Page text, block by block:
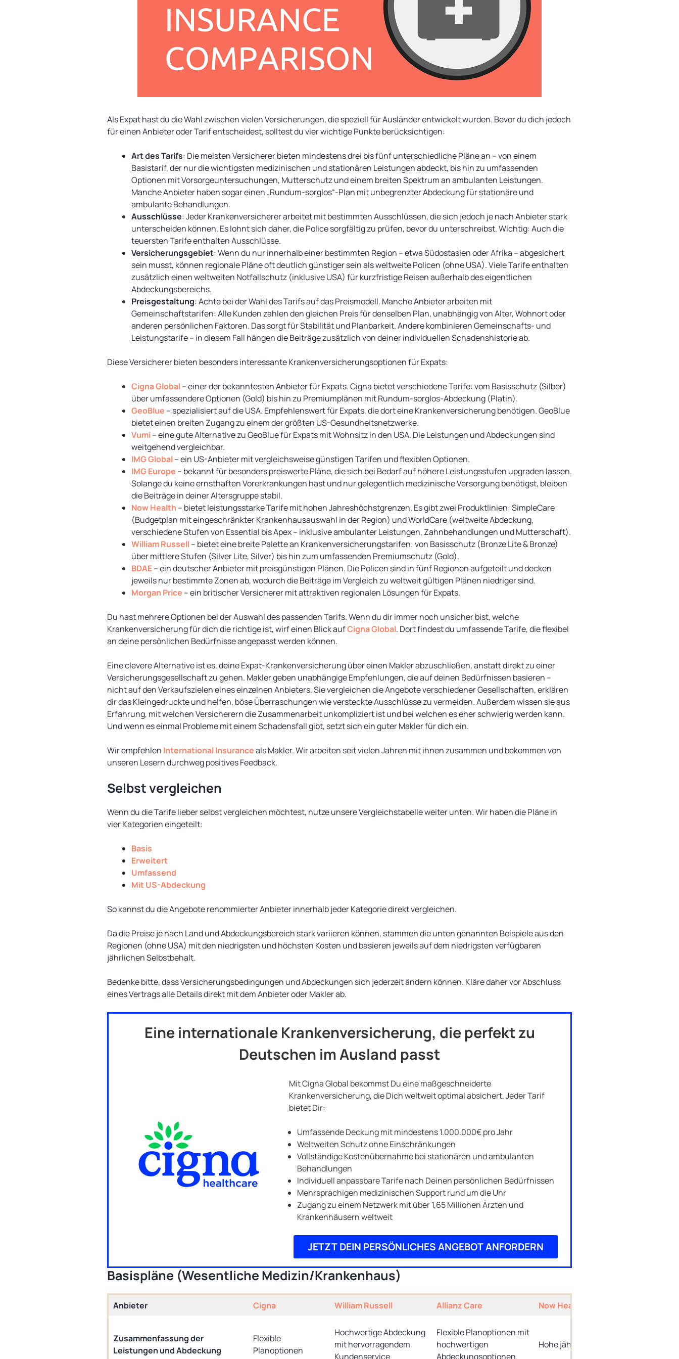
Als Expat hast du die Wahl zwischen vielen Versicherungen, die speziell für Ausländer entwickelt wurden. Bevor du dich jedoch
für einen Anbieter oder Tarif entscheidest, solltest du vier wichtige Punkte berücksichtigen:
Art des Tarifs: Die meisten Versicherer bieten mindestens drei bis fünf unterschiedliche Pläne an – von einem
Basistarif, der nur die wichtigsten medizinischen und stationären Leistungen abdeckt, bis hin zu umfassenden
Optionen mit Vorsorgeuntersuchungen, Mutterschutz und einem breiten Spektrum an ambulanten Leistungen.
Manche Anbieter haben sogar einen „Rundum-sorglos“-Plan mit unbegrenzter Abdeckung für stationäre und
ambulante Behandlungen.
Ausschlüsse: Jeder Krankenversicherer arbeitet mit bestimmten Ausschlüssen, die sich jedoch je nach Anbieter stark
unterscheiden können. Es lohnt sich daher, die Police sorgfältig zu prüfen, bevor du unterschreibst. Wichtig: Auch die
teuersten Tarife enthalten Ausschlüsse.
Versicherungsgebiet: Wenn du nur innerhalb einer bestimmten Region – etwa Südostasien oder Afrika – abgesichert
sein musst, können regionale Pläne oft deutlich günstiger sein als weltweite Policen (ohne USA). Viele Tarife enthalten
zusätzlich einen weltweiten Notfallschutz (inklusive USA) für kurzfristige Reisen außerhalb des eigentlichen
Abdeckungsbereichs.
Preisgestaltung: Achte bei der Wahl des Tarifs auf das Preismodell. Manche Anbieter arbeiten mit
Gemeinschaftstarifen: Alle Kunden zahlen den gleichen Preis für denselben Plan, unabhängig von Alter, Wohnort oder
anderen persönlichen Faktoren. Das sorgt für Stabilität und Planbarkeit. Andere kombinieren Gemeinschafts- und
Leistungstarife – in diesem Fall hängen die Beiträge zusätzlich von deiner individuellen Schadenshistorie ab.
Diese Versicherer bieten besonders interessante Krankenversicherungsoptionen für Expats:
Cigna Global– einer der bekanntesten Anbieter für Expats. Cigna bietet verschiedene Tarife: vom Basisschutz (Silber)
über umfassendere Optionen (Gold) bis hin zu Premiumplänen mit Rundum-sorglos-Abdeckung (Platin).
GeoBlue – spezialisiert auf die USA. Empfehlenswert für Expats, die dort eine Krankenversicherung benötigen. GeoBlue
bietet einen breiten Zugang zu einem der größten US-Gesundheitsnetzwerke.
Vumi– eine gute Alternative zu GeoBlue für Expats mit Wohnsitz in den USA. Die Leistungen und Abdeckungen sind
weitgehend vergleichbar.
IMG Global– ein US-Anbieter mit vergleichsweise günstigen Tarifen und flexiblen Optionen.
IMG Europe – bekannt für besonders preiswerte Pläne, die sich bei Bedarf auf höhere Leistungsstufen upgraden lassen.
Solange du keine ernsthaften Vorerkrankungen hast und nur gelegentlich medizinische Versorgung benötigst, bleiben
die Beiträge in deiner Altersgruppe stabil.
Now Health – bietet leistungsstarke Tarife mit hohen Jahreshöchstgrenzen. Es gibt zwei Produktlinien: SimpleCare
(Budgetplan mit eingeschränkter Krankenhausauswahl in der Region) und WorldCare (weltweite Abdeckung,
verschiedene Stufen von Essential bis Apex – inklusive ambulanter Leistungen, Zahnbehandlungen und Mutterschaft).
William Russell– bietet eine breite Palette an Krankenversicherungstarifen: von Basisschutz (Bronze Lite & Bronze)
über mittlere Stufen (Silver Lite, Silver) bis hin zum umfassenden Premiumschutz (Gold).
BDAE– ein deutscher Anbieter mit preisgünstigen Plänen. Die Policen sind in fünf Regionen aufgeteilt und decken
jeweils nur bestimmte Zonen ab, wodurch die Beiträge im Vergleich zu weltweit gültigen Plänen niedriger sind.
Morgan Price – ein britischer Versicherer mit attraktiven regionalen Lösungen für Expats.
Du hast mehrere Optionen bei der Auswahl des passenden Tarifs. Wenn du dir immer noch unsicher bist, welche
Krankenversicherung für dich die richtige ist, wirf einen Blick aufCigna Global. Dort findest du umfassende Tarife, die flexibel
an deine persönlichen Bedürfnisse angepasst werden können.
Eine clevere Alternative ist es, deine Expat-Krankenversicherung über einen Makler abzuschließen, anstatt direkt zu einer
Versicherungsgesellschaft zu gehen. Makler geben unabhängige Empfehlungen, die auf deinen Bedürfnissen basieren –
nicht auf den Verkaufszielen eines einzelnen Anbieters. Sie vergleichen die Angebote verschiedener Gesellschaften, erklären
dir das Kleingedruckte und helfen, böse Überraschungen wie versteckte Ausschlüsse zu vermeiden. Außerdem wissen sie aus
Erfahrung, mit welchen Versicherern die Zusammenarbeit unkompliziert ist und bei welchen es eher schwierig werden kann.
Und wenn es einmal Probleme mit einem Schadensfall gibt, setzt sich ein guter Makler für dich ein.
Wir empfehlen International Insuranceals Makler. Wir arbeiten seit vielen Jahren mit ihnen zusammen und bekommen von
unseren Lesern durchweg positives Feedback.
Selbst vergleichen
Wenn du die Tarife lieber selbst vergleichen möchtest, nutze unsere Vergleichstabelle weiter unten. Wir haben die Pläne in
vier Kategorien eingeteilt:
Basis
Erweitert
Umfassend
Mit US-Abdeckung
So kannst du die Angebote renommierter Anbieter innerhalb jeder Kategorie direkt vergleichen.
Da die Preise je nach Land und Abdeckungsbereich stark variieren können, stammen die unten genannten Beispiele aus den
Regionen (ohne USA) mit den niedrigsten und höchsten Kosten und basieren jeweils auf dem niedrigsten verfügbaren
jährlichen Selbstbehalt.
Bedenke bitte, dass Versicherungsbedingungen und Abdeckungen sich jederzeit ändern können. Kläre daher vor Abschluss
eines Vertrags alle Details direkt mit dem Anbieter oder Makler ab.
Eine internationale Krankenversicherung, die perfekt zu
Deutschen im Ausland passt
Mit Cigna Global bekommst Du eine maßgeschneiderte
Krankenversicherung, die Dich weltweit optimal absichert. Jeder Tarif
bietet Dir:
Umfassende Deckung mit mindestens 1.000.000€ pro Jahr
Weltweiten Schutz ohne Einschränkungen
Vollständige Kostenübernahme bei stationären und ambulanten
Behandlungen
Individuell anpassbare Tarife nach Deinen persönlichen Bedürfnissen
Mehrsprachigen medizinischen Support rund um die Uhr
Zugang zu einem Netzwerk mit über 1,65 Millionen Ärzten und
Krankenhäusern weltweit
JETZT DEIN PERSÖNLICHES ANGEBOT ANFORDERN
Basispläne (Wesentliche Medizin/Krankenhaus)
Anbieter Cigna William Russell Allianz Care Now Health
Zusammenfassung der
Leistungen und Abdeckung
Flexible
Planoptionen
Hochwertige Abdeckung
mit hervorragendem
Kundenservice
Flexible Planoptionen mit
hochwertigen
Abdeckungsoptionen
Hohe jährliche Limits